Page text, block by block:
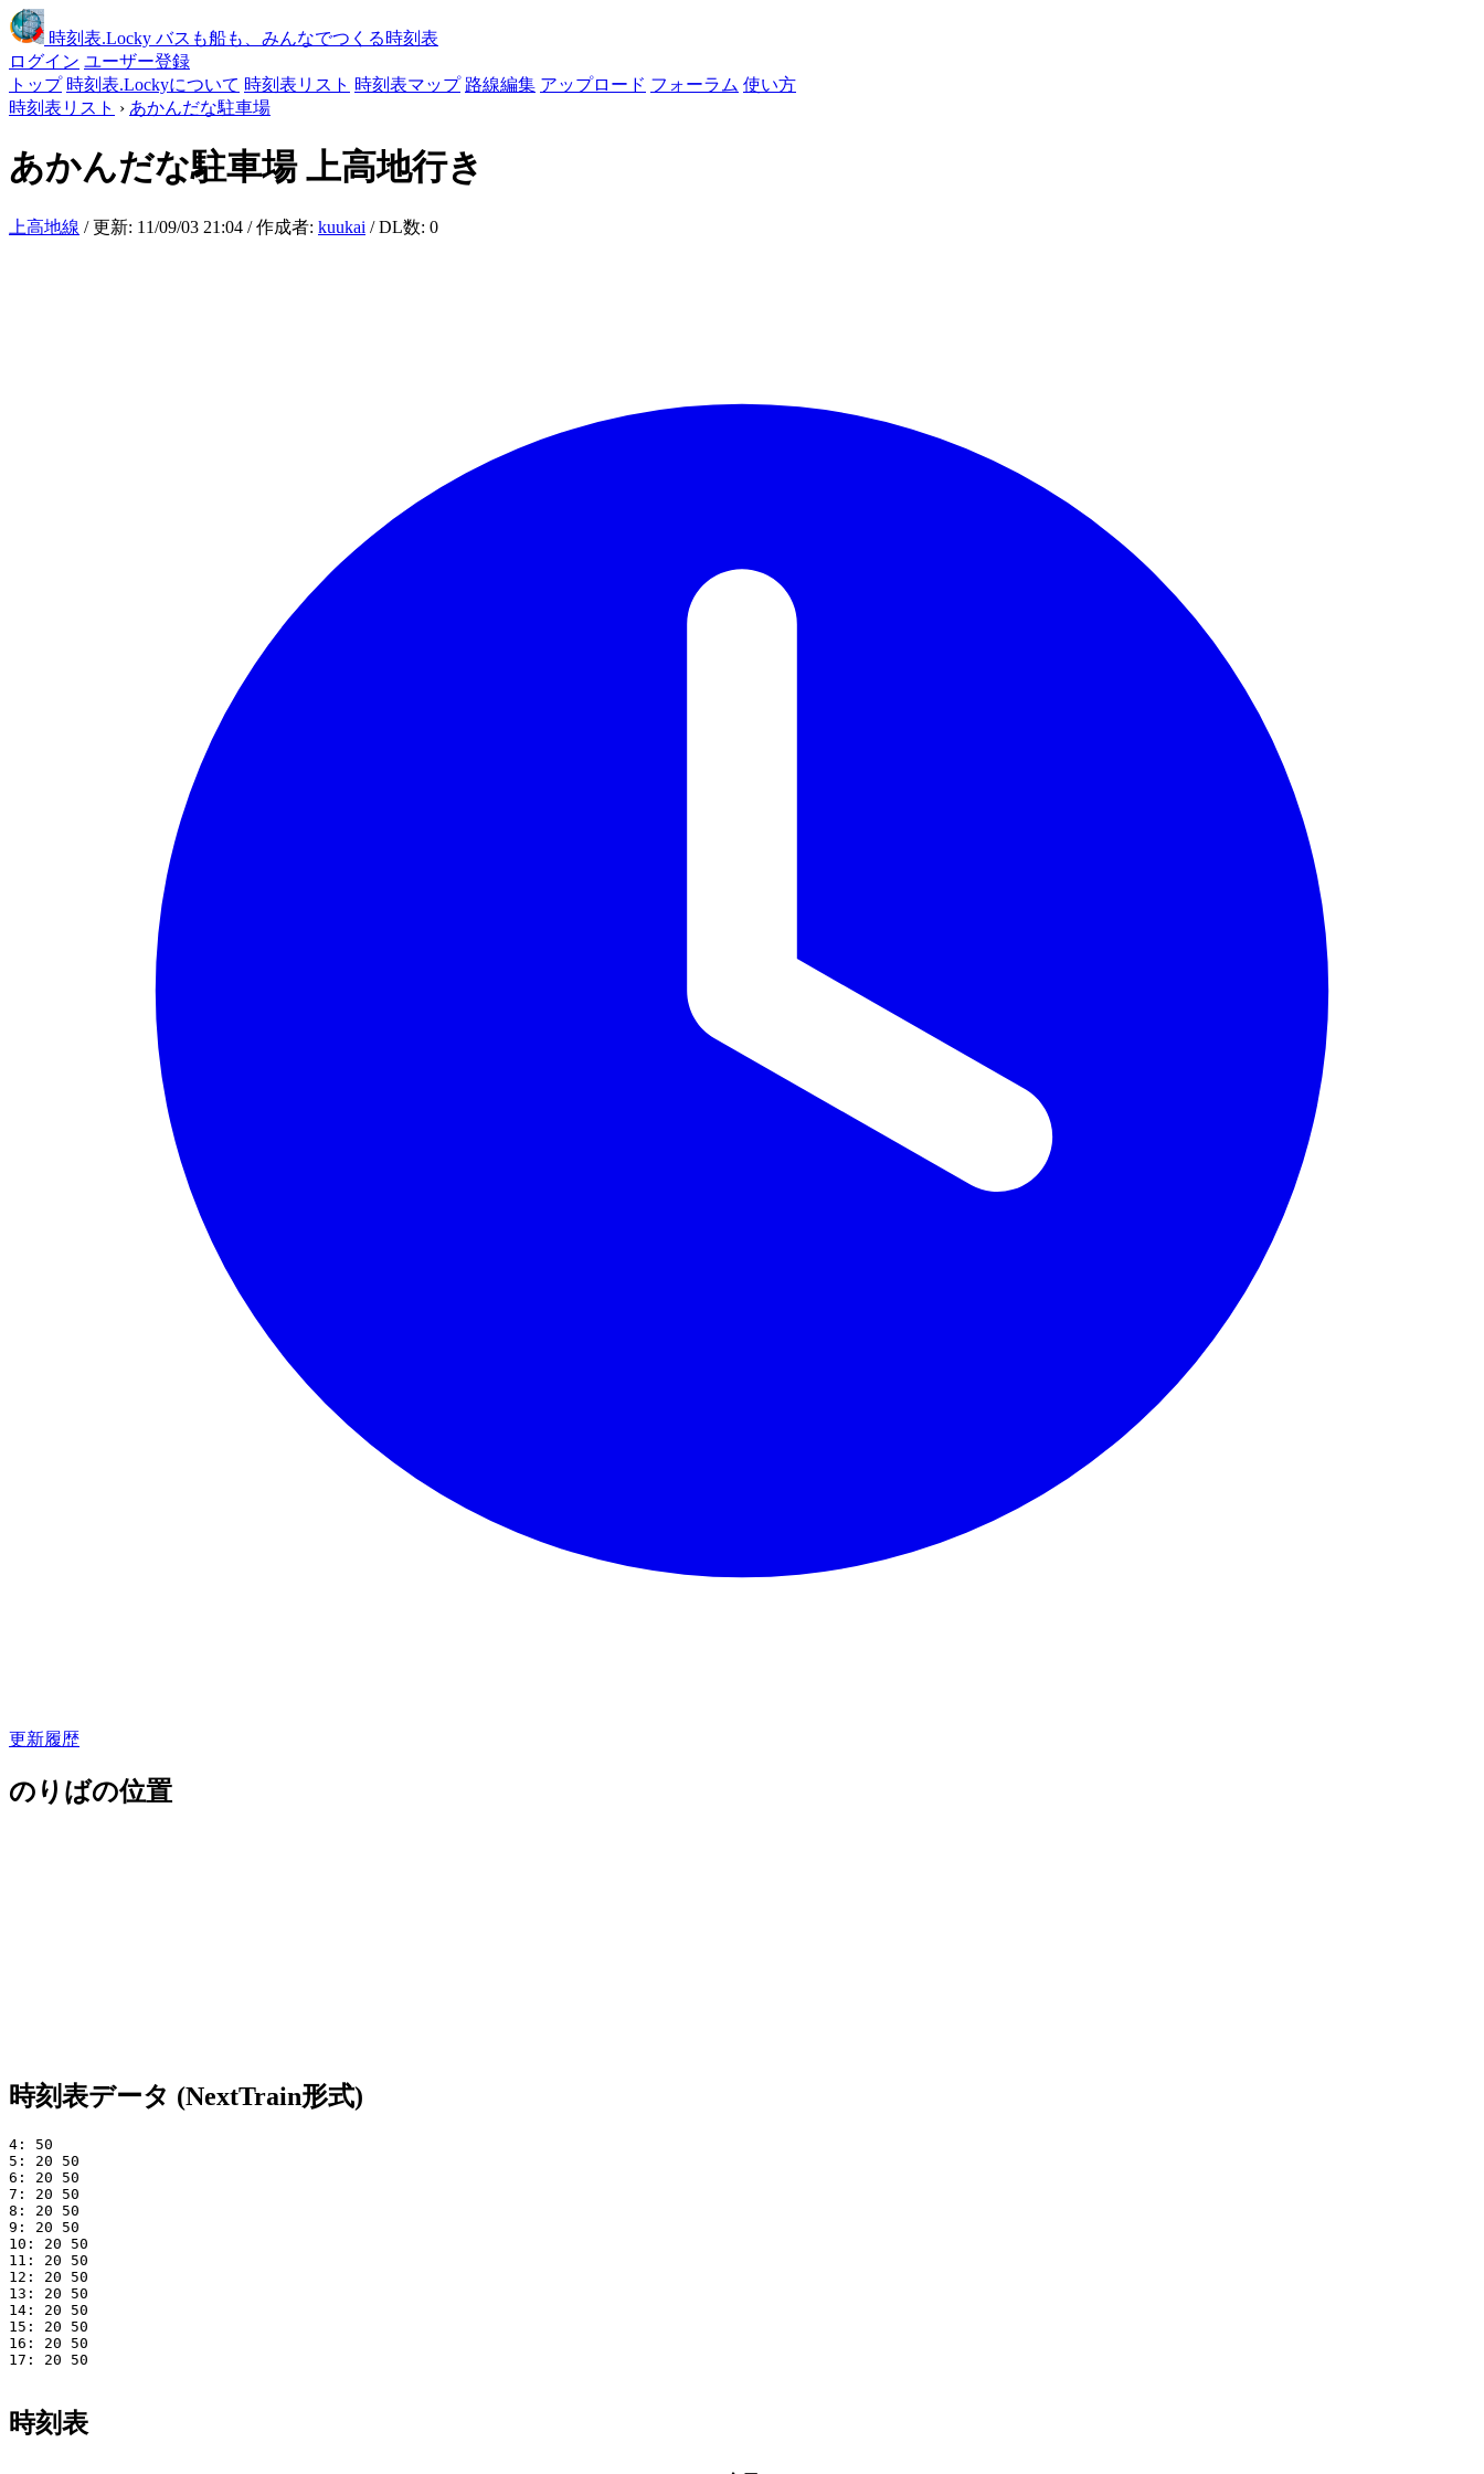
時刻表.Locky バスも船も、みんなでつくる時刻表
ログイン ユーザー登録
トップ 時刻表.Lockyについて 時刻表リスト 時刻表マップ 路線編集 アップロード フォーラム 使い方
時刻表リスト › あかんだな駐車場
あかんだな駐車場上高地行き
上高地線 / 更新: 11/09/03 21:04 / 作成者: kuukai / DL数: 0
更新履歴
のりばの位置
時刻表データ (NextTrain形式)
4: 50
5: 20 50
6: 20 50
7: 20 50
8: 20 50
9: 20 50
10: 20 50
11: 20 50
12: 20 50
13: 20 50
14: 20 50
15: 20 50
16: 20 50
17: 20 50
時刻表